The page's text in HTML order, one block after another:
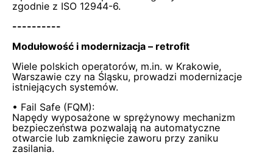
zgodnie z ISO 12944-6.
----------
Modułowość i modernizacja – retrofit
Wiele polskich operatorów, m.in. w Krakowie,
Warszawie czy na Śląsku, prowadzi modernizacje
istniejących systemów.
• Fail Safe (FQM):
Napędy wyposażone w sprężynowy mechanizm
bezpieczeństwa pozwalają na automatyczne
otwarcie lub zamknięcie zaworu przy zaniku
zasilania.